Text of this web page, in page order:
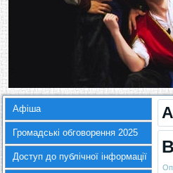
Афіша
Громадські обговорення 2025
Доступ до публічної інформації